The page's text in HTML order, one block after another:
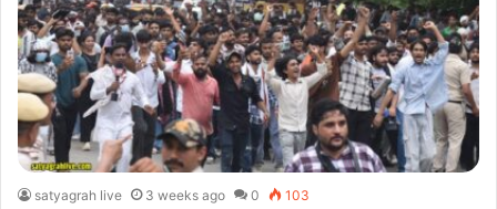
satyagrah live 3 weeks ago 0 103